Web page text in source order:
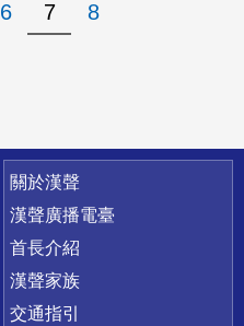
6 7 8
關於漢聲
漢聲廣播電臺
首長介紹
漢聲家族
交通指引